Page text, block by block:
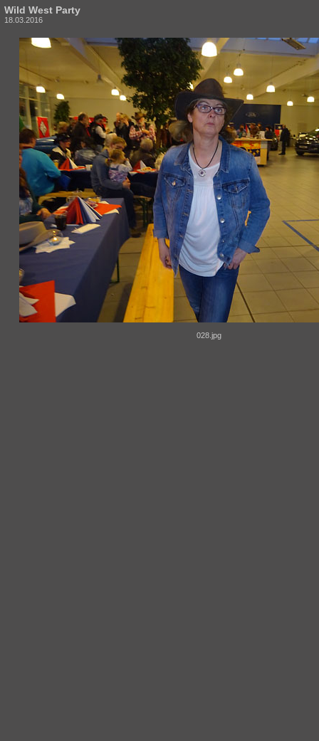
Wild West Party
18.03.2016
028.jpg